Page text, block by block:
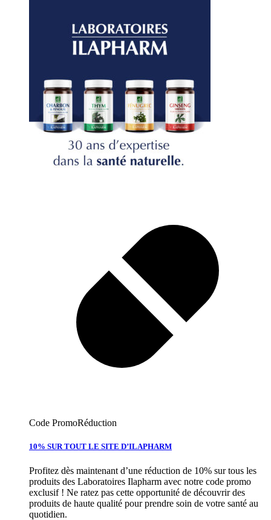
Code PromoRéduction
10% SUR TOUT LE SITE D’ILAPHARM
Profitez dès maintenant d’une réduction de 10% sur tous les
produits des Laboratoires Ilapharm avec notre code promo
exclusif ! Ne ratez pas cette opportunité de découvrir des
produits de haute qualité pour prendre soin de votre santé au
quotidien.